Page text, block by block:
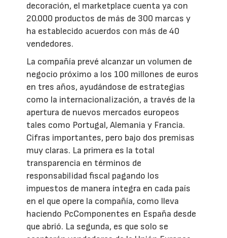
decoración, el marketplace cuenta ya con
20.000 productos de más de 300 marcas y
ha establecido acuerdos con más de 40
vendedores.
La compañía prevé alcanzar un volumen de
negocio próximo a los 100 millones de euros
en tres años, ayudándose de estrategias
como la internacionalización, a través de la
apertura de nuevos mercados europeos
tales como Portugal, Alemania y Francia.
Cifras importantes, pero bajo dos premisas
muy claras. La primera es la total
transparencia en términos de
responsabilidad fiscal pagando los
impuestos de manera íntegra en cada país
en el que opere la compañía, como lleva
haciendo PcComponentes en España desde
que abrió. La segunda, es que solo se